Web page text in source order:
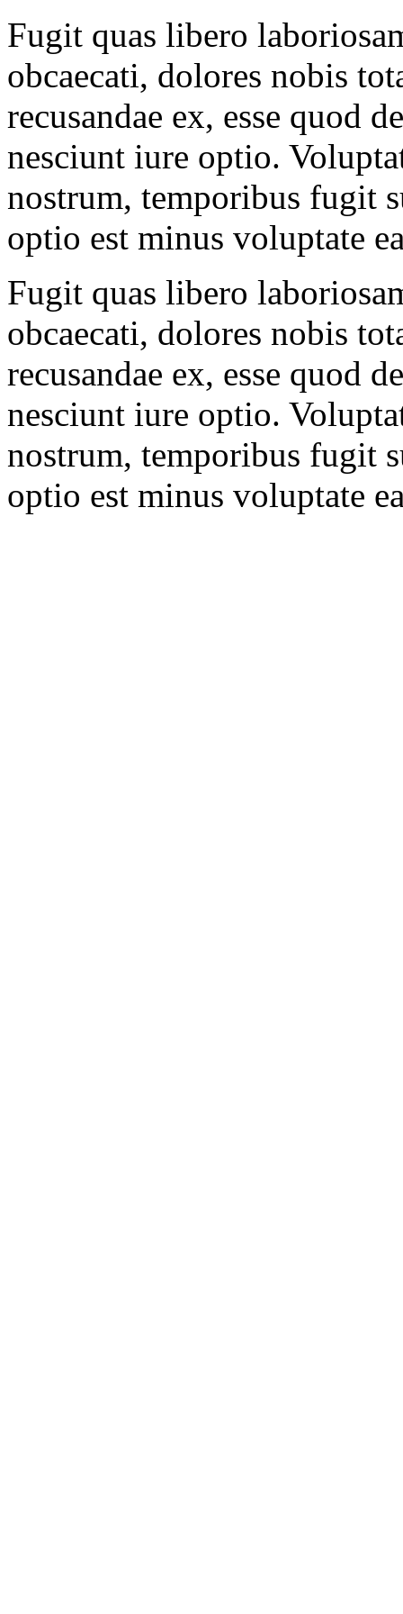
Fugit quas libero
obcaecati, dolores nobis
recusandae ex, esse quod
nesciunt iure optio.
nostrum, temporibus fugit
optio est minus voluptate
Fugit quas libero
obcaecati, dolores nobis
recusandae ex, esse quod
nesciunt iure optio.
nostrum, temporibus fugit
optio est minus voluptate